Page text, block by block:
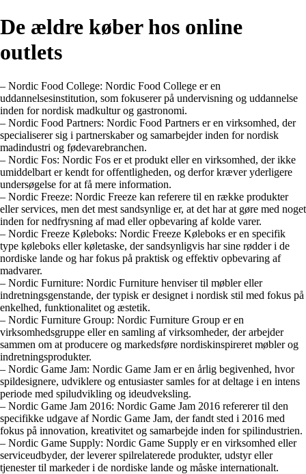
De ældre køber hos online
outlets
– Nordic Food College: Nordic Food College er en
uddannelsesinstitution, som fokuserer på undervisning og uddannelse
inden for nordisk madkultur og gastronomi.
– Nordic Food Partners: Nordic Food Partners er en virksomhed, der
specialiserer sig i partnerskaber og samarbejder inden for nordisk
madindustri og fødevarebranchen.
– Nordic Fos: Nordic Fos er et produkt eller en virksomhed, der ikke
umiddelbart er kendt for offentligheden, og derfor kræver yderligere
undersøgelse for at få mere information.
– Nordic Freeze: Nordic Freeze kan referere til en række produkter
eller services, men det mest sandsynlige er, at det har at gøre med noget
inden for nedfrysning af mad eller opbevaring af kolde varer.
– Nordic Freeze Køleboks: Nordic Freeze Køleboks er en specifik
type køleboks eller køletaske, der sandsynligvis har sine rødder i de
nordiske lande og har fokus på praktisk og effektiv opbevaring af
madvarer.
– Nordic Furniture: Nordic Furniture henviser til møbler eller
indretningsgenstande, der typisk er designet i nordisk stil med fokus på
enkelhed, funktionalitet og æstetik.
– Nordic Furniture Group: Nordic Furniture Group er en
virksomhedsgruppe eller en samling af virksomheder, der arbejder
sammen om at producere og markedsføre nordiskinspireret møbler og
indretningsprodukter.
– Nordic Game Jam: Nordic Game Jam er en årlig begivenhed, hvor
spildesignere, udviklere og entusiaster samles for at deltage i en intens
periode med spiludvikling og ideudveksling.
– Nordic Game Jam 2016: Nordic Game Jam 2016 refererer til den
specifikke udgave af Nordic Game Jam, der fandt sted i 2016 med
fokus på innovation, kreativitet og samarbejde inden for spilindustrien.
– Nordic Game Supply: Nordic Game Supply er en virksomhed eller
serviceudbyder, der leverer spilrelaterede produkter, udstyr eller
tjenester til markeder i de nordiske lande og måske internationalt.